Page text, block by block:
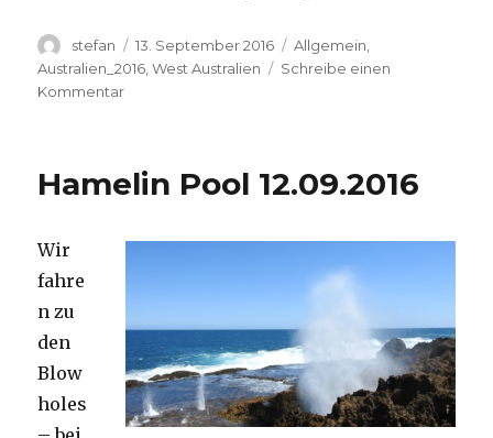
Autor
stefan
Veröffentlicht
am
13. September 2016 Kategorien
Allgemein
Australien_2016 ,West Australien
Schreibe einen
Kommentarzu
Hamelin Pool 12.09.2016
Wir
fahre
n zu
den
Blow
holes